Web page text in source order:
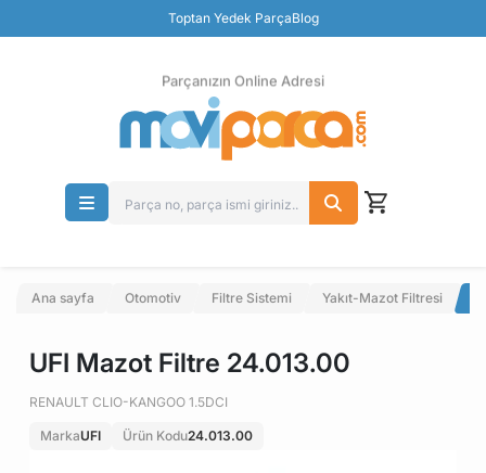
Toptan Yedek ParçaBlog
Ücretsiz İade
Parçanızın Online Adresi
Ana sayfa Otomotiv Filtre Sistemi Yakıt-Mazot Filtresi
UFI Mazot Filtre 24.013.00
RENAULT CLIO-KANGOO 1.5DCI
MarkaUFI Ürün Kodu24.013.00